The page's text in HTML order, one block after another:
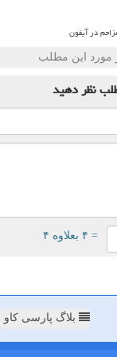
در آیفون
مورد این مطلب
نظر دهید
= ۴ بعلاوه ۴
بلاگ پارسی کاو